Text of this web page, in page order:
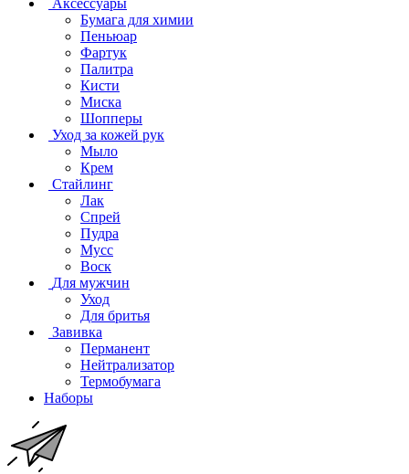
Бумага для химии
Пеньюар
Фартук
Палитра
Кисти
Миска
Шопперы
Уход за кожей рук
Мыло
Крем
Стайлинг
Лак
Спрей
Пудра
Мусс
Воск
Для мужчин
Уход
Для бритья
Завивка
Перманент
Нейтрализатор
Термобумага
Наборы